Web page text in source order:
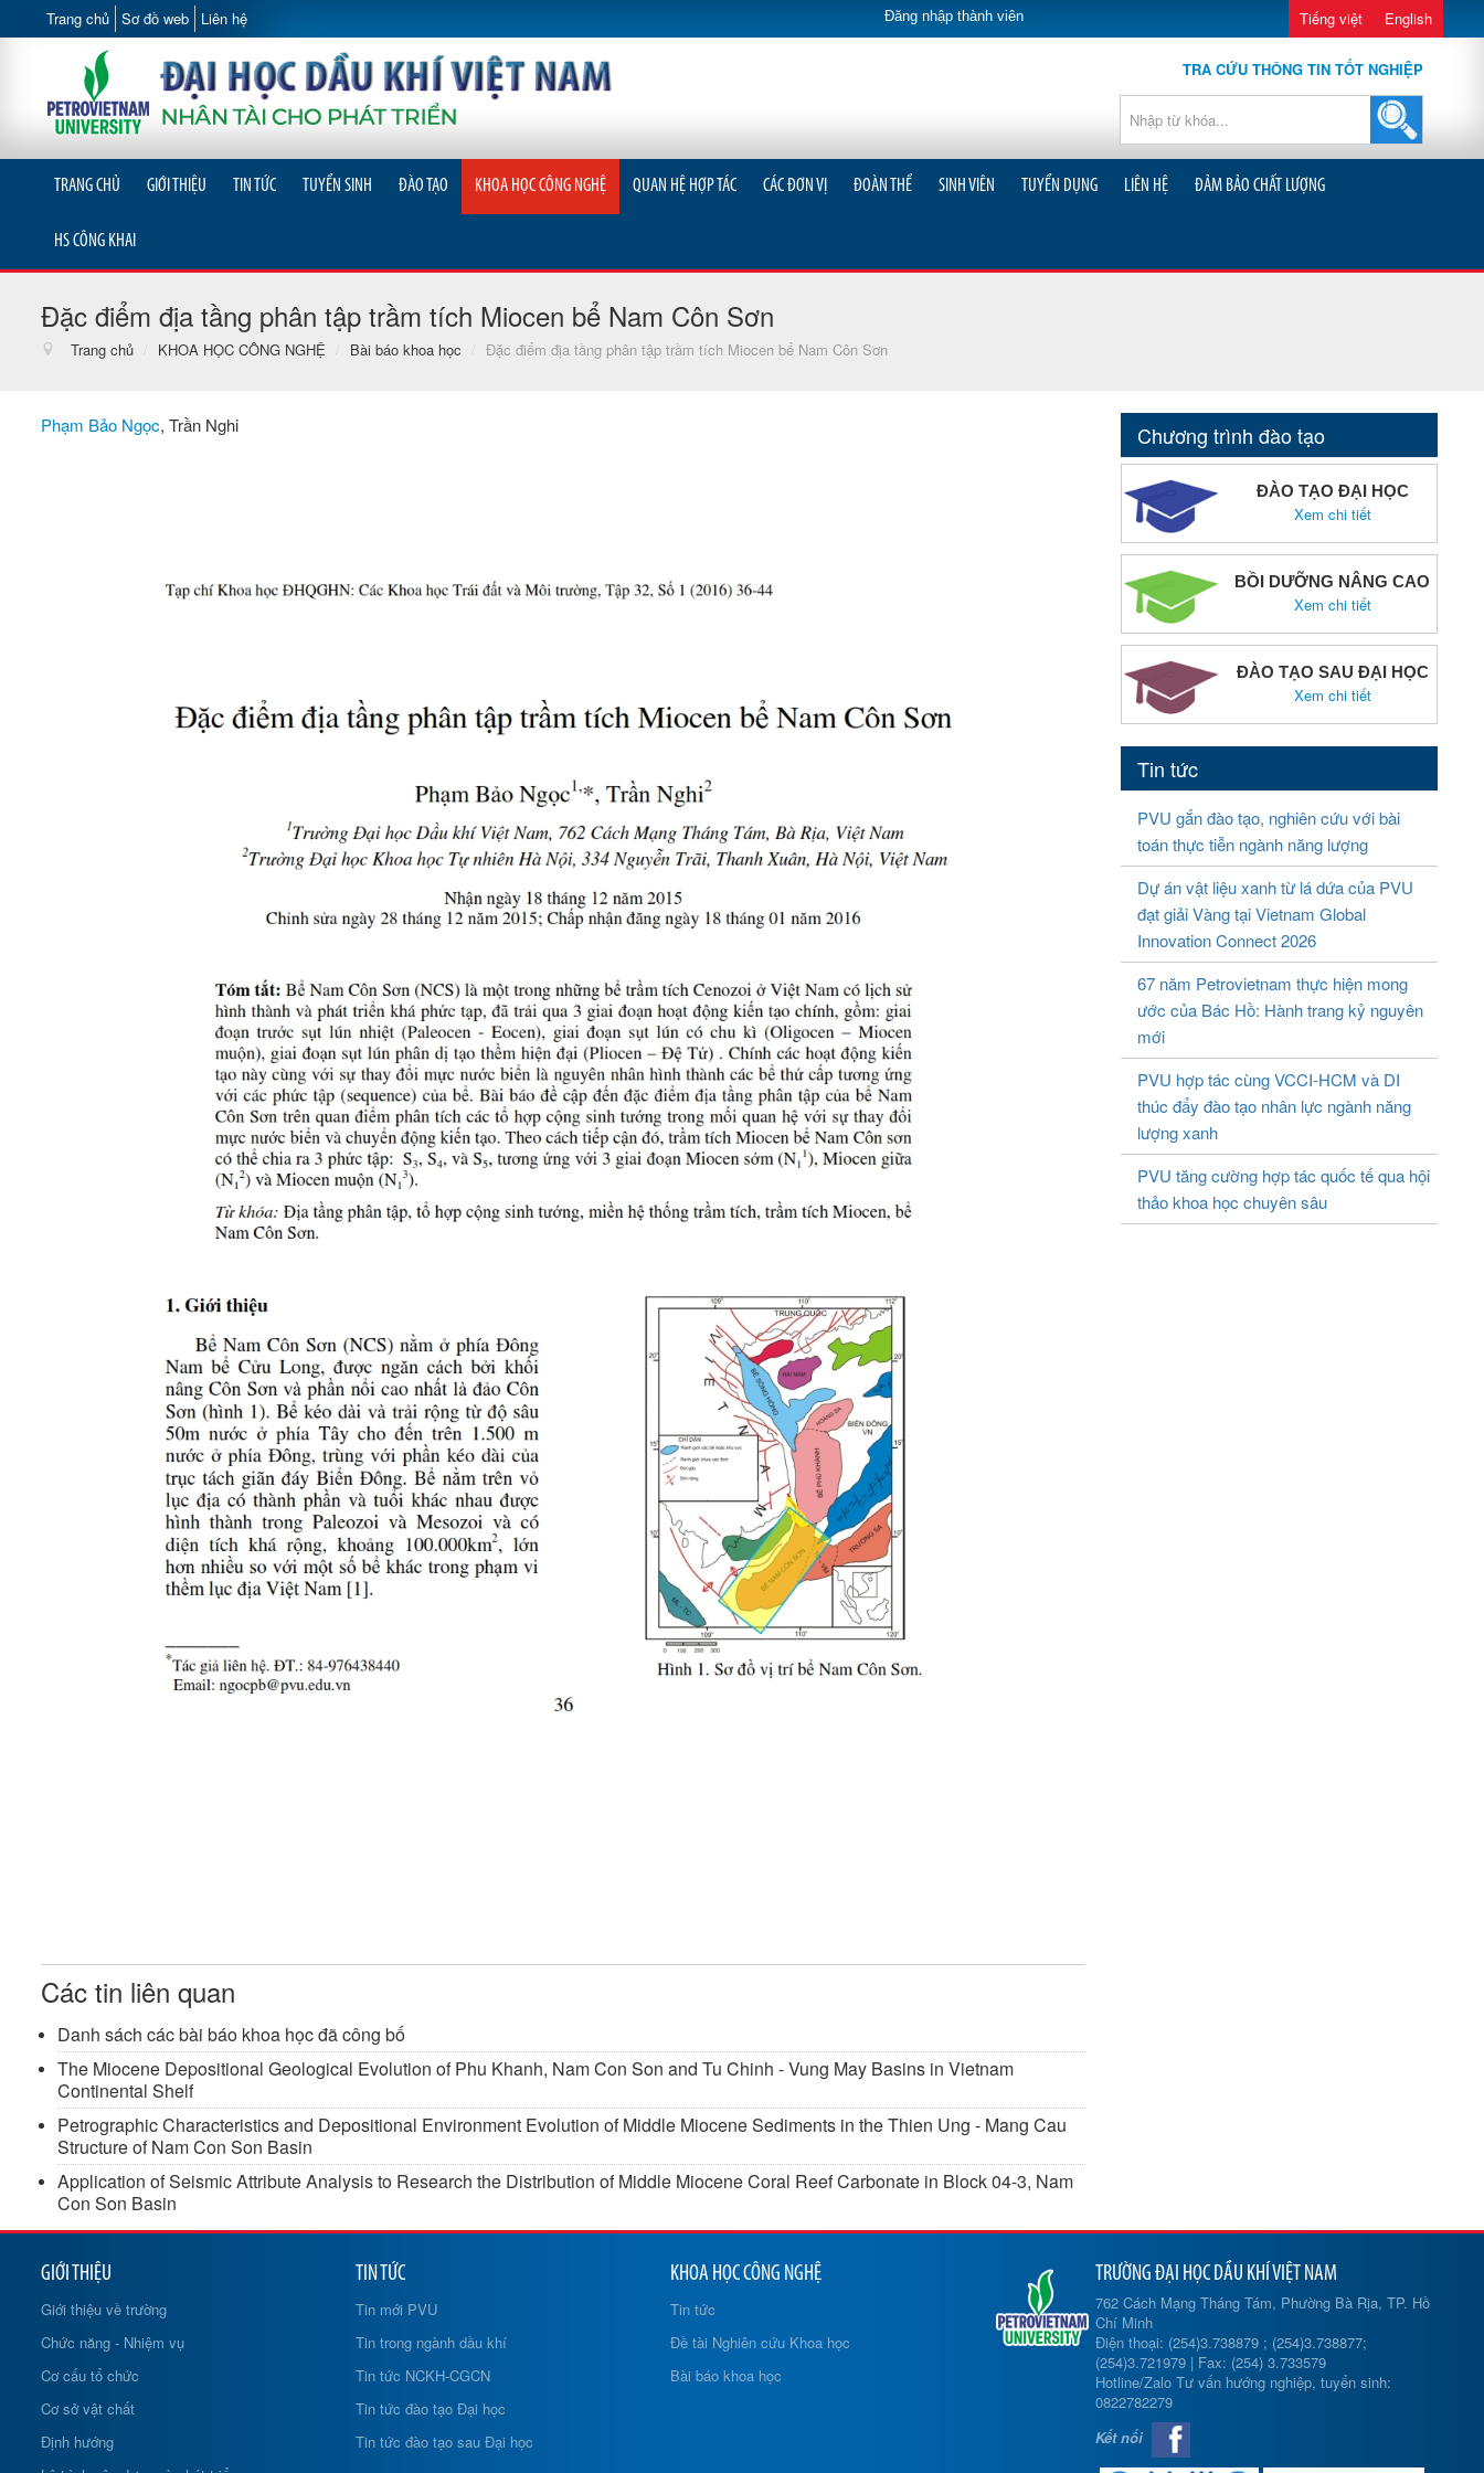
Trang chủ Sơ đồ web Liên hệ Đăng nhập thành viên Tiếng việt English
TRA CỨU THÔNG TIN TỐT NGHIỆP
TRANG CHỦ GIỚI THIỆU TIN TỨC TUYỂN SINH ĐÀO TẠO KHOA HỌC CÔNG NGHỆ QUAN HỆ HỢP TÁC CÁC ĐƠN VỊ ĐOÀN THỂ SINH VIÊN TUYỂN DỤNG LIÊN HỆ ĐẢM BẢO CHẤT LƯỢNG
HS CÔNG KHAI
Đặc điểm địa tầng phân tập trầm tích Miocen bể Nam Côn Sơn
Trang chủ / KHOA HỌC CÔNG NGHỆ / Bài báo khoa học / Đặc điểm địa tầng phân tập trầm tích Miocen bể Nam Côn Sơn
Phạm Bảo Ngọc, Trần Nghi
Các tin liên quan
Danh sách các bài báo khoa học đã công bố
The Miocene Depositional Geological Evolution of Phu Khanh, Nam Con Son and Tu Chinh - Vung May Basins in Vietnam
Continental Shelf
Petrographic Characteristics and Depositional Environment Evolution of Middle Miocene Sediments in the Thien Ung - Mang Cau
Structure of Nam Con Son Basin
Application of Seismic Attribute Analysis to Research the Distribution of Middle Miocene Coral Reef Carbonate in Block 04-3, Nam
Con Son Basin
Chương trình đào tạo
ĐÀO TẠO ĐẠI HỌC
Xem chi tiết
BỒI DƯỠNG NÂNG CAO
Xem chi tiết
ĐÀO TẠO SAU ĐẠI HỌC
Xem chi tiết
Tin tức
PVU gắn đào tạo, nghiên cứu với bài
toán thực tiễn ngành năng lượng
Dự án vật liệu xanh từ lá dứa của PVU
đạt giải Vàng tại Vietnam Global
Innovation Connect 2026
67 năm Petrovietnam thực hiện mong
ước của Bác Hồ: Hành trang kỷ nguyên
mới
PVU hợp tác cùng VCCI-HCM và DI
thúc đẩy đào tạo nhân lực ngành năng
lượng xanh
PVU tăng cường hợp tác quốc tế qua hội
thảo khoa học chuyên sâu
GIỚI THIỆU
Giới thiệu về trường
Chức năng - Nhiệm vụ
Cơ cấu tổ chức
Cơ sở vật chất
Định hướng
TIN TỨC
Tin mới PVU
Tin trong ngành dầu khí
Tin tức NCKH-CGCN
Tin tức đào tạo Đại học
Tin tức đào tạo sau Đại học
KHOA HỌC CÔNG NGHỆ
Tin tức
Đề tài Nghiên cứu Khoa học
Bài báo khoa học
TRƯỜNG ĐẠI HỌC DẦU KHÍ VIỆT NAM
762 Cách Mạng Tháng Tám, Phường Bà Rịa, TP. Hồ
Chí Minh
Điện thoại: (254)3.738879 ; (254)3.738877;
(254)3.721979 | Fax: (254) 3.733579
Hotline/Zalo Tư vấn hướng nghiệp, tuyển sinh:
0822782279
Kết nối